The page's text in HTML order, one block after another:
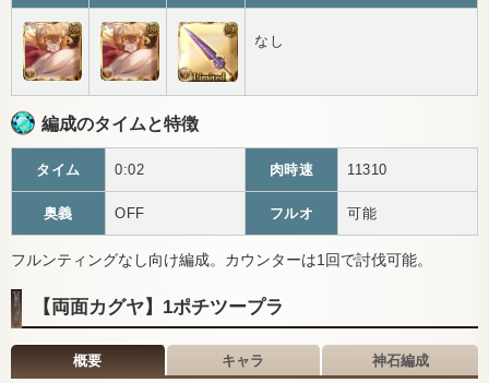
なし
編成のタイムと特徴
タイム 0:02 肉時速 11310
奥義 OFF フルオ 可能
フルンティングなし向け編成。カウンターは1回で討伐可能。
【両面カグヤ】1ポチツープラ
概要 キャラ 神石編成